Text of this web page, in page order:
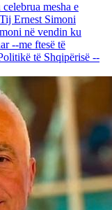
mesha e
Ernest Simoni
në vendin ku
--me ftesë të
të Shqipërisë --